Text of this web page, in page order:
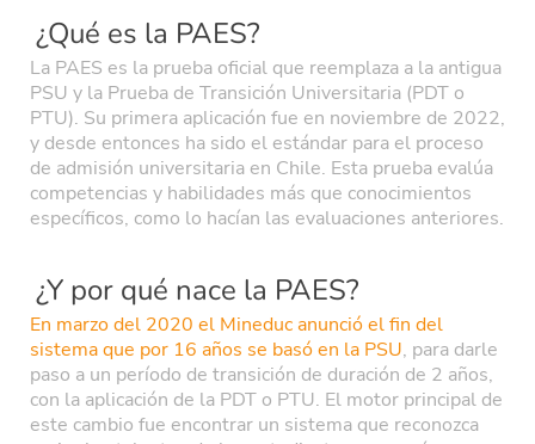
¿Qué es la PAES?
La PAES es la prueba oficial que reemplaza a la antigua
PSU y la Prueba de Transición Universitaria (PDT o
PTU). Su primera aplicación fue en noviembre de 2022,
y desde entonces ha sido el estándar para el proceso
de admisión universitaria en Chile. Esta prueba evalúa
competencias y habilidades más que conocimientos
específicos, como lo hacían las evaluaciones anteriores.
¿Y por qué nace la PAES?
En marzo del 2020 el Mineduc anunció el fin del
sistema que por 16 años se basó en la PSU, para darle
paso a un período de transición de duración de 2 años,
con la aplicación de la PDT o PTU. El motor principal de
este cambio fue encontrar un sistema que reconozca